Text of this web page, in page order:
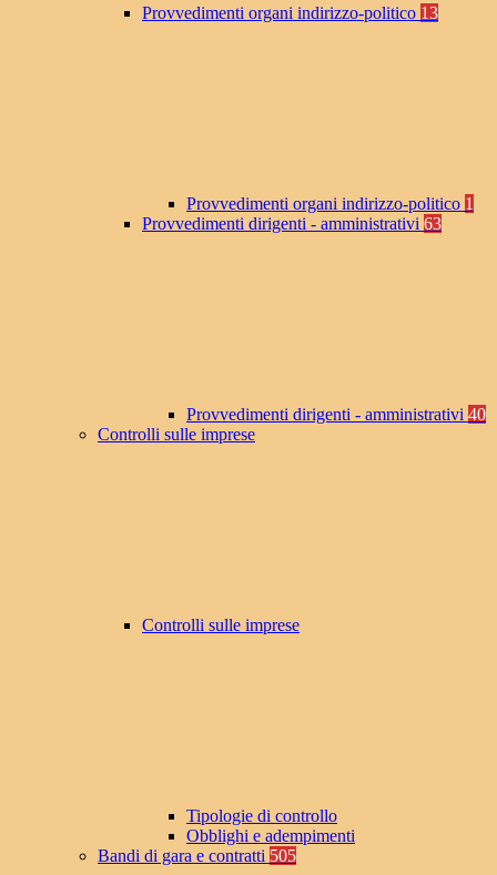
Provvedimenti organi indirizzo-politico 13
Provvedimenti organi indirizzo-politico 1
Provvedimenti dirigenti - amministrativi 63
Provvedimenti dirigenti - amministrativi 40
Controlli sulle imprese
Controlli sulle imprese
Tipologie di controllo
Obblighi e adempimenti
Bandi di gara e contratti 505